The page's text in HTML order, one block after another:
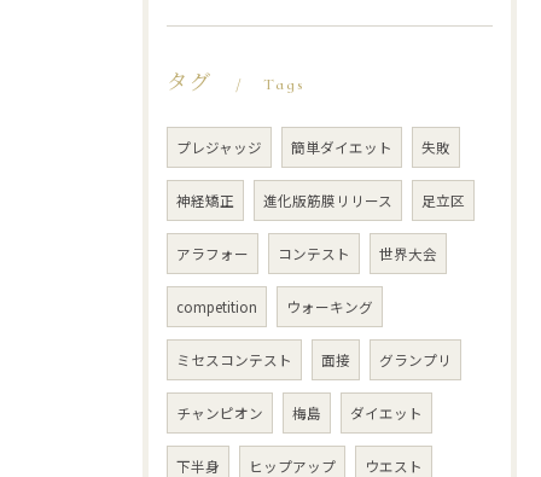
タグ Tags
プレジャッジ 簡単ダイエット 失敗
神経矯正 進化版筋膜リリース 足立区
アラフォー コンテスト 世界大会
competition ウォーキング
ミセスコンテスト 面接 グランプリ
チャンピオン 梅島 ダイエット
下半身 ヒップアップ ウエスト